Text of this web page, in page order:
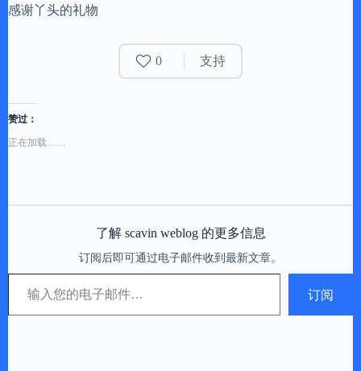
感谢丫头的礼物
0 支持
赞过：
正在加载……
了解 scavin weblog 的更多信息
订阅后即可通过电子邮件收到最新文章。
输入您的电子邮件…
订阅